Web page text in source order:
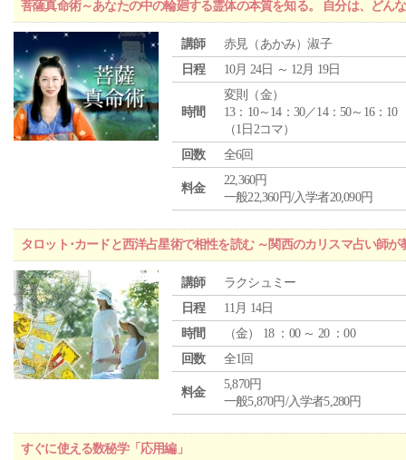
菩薩真命術～あなたの中の輪廻する霊体の本質を知る。 自分は、どん
講師
赤見（あかみ）淑子
日程
10月 24日 ～ 12月 19日
時間
変則（金）
13：10～14：30／14：50～16：10
（1日2コマ）
回数
全6回
料金
22,360円
一般22,360円/入学者20,090円
タロット･カードと西洋占星術で相性を読む ～関西のカリスマ占い師が
講師
ラクシュミー
日程
11月 14日
時間
（金） 18 ：00 ～ 20 ：00
回数
全1回
料金
5,870円
一般5,870円/入学者5,280円
すぐに使える数秘学「応用編」